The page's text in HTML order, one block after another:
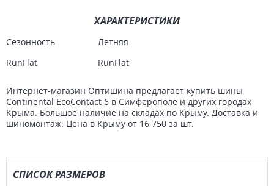
ХАРАКТЕРИСТИКИ
Сезонность
Летняя
RunFlat
RunFlat
Интернет-магазин Оптишина предлагает купить шины
Continental EcoContact 6 в Симферополе и других городах
Крыма. Большое наличие на складах по Крыму. Доставка и
шиномонтаж. Цена в Крыму от 16 750 за шт.
СПИСОК РАЗМЕРОВ